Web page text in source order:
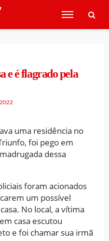
e é flagrado pela
uma residência no
foi pego em
dessa
foram acionados
um possível
No local, a vítima
casa escutou
e foi chamar sua irmã